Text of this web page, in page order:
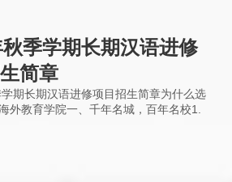
季学期长期汉语进修
简章
期长期汉语进修项目招生简章为什么选
外教育学院一、千年名城，百年名校1.